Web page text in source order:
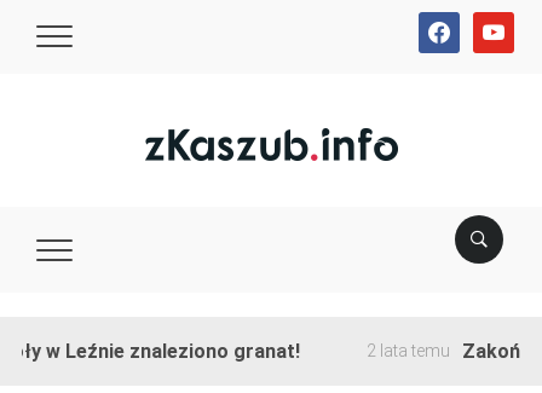
facebookyoutube
znaleziono granat! 2 lata temu Zakończono